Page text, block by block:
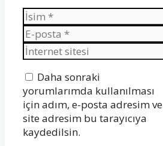
İsim
E-
posta
İnternet
sitesi
Daha sonraki
yorumlarımda kullanılması
için adım, e-posta adresim ve
site adresim bu tarayıcıya
kaydedilsin.